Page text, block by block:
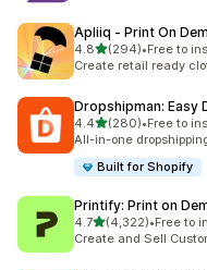
Apliiq ‑ Print On
4.8滿分 5 顆星
(294)
共有 294 則評價
•Free to
Create retail ready
Dropshipman: Easy
4.4滿分 5 顆星
(280)
共有 280 則評價
•Free to
All-in-one
Built for Shopify
Printify: Print on
4.7滿分 5 顆星
(4,322)
共有 4322 則評價
•Free to
Create and Sell